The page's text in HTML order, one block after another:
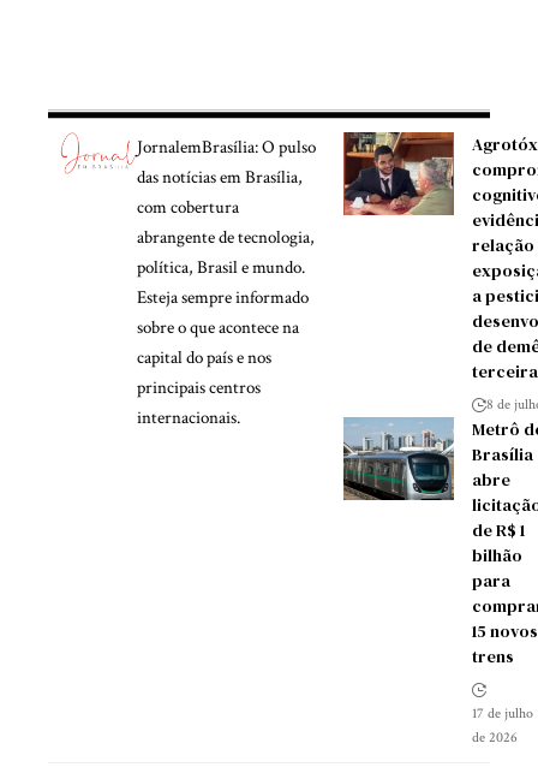
JornalemBrasília: O pulso
das notícias em Brasília,
com cobertura
abrangente de tecnologia,
política, Brasil e mundo.
Esteja sempre informado
sobre o que acontece na
capital do país e nos
principais centros
internacionais.
a
de
8 de
Metrô
Brasília
abre
de R$ 1
bilhão
para
15 novos
trens
17 de julho
de 2026